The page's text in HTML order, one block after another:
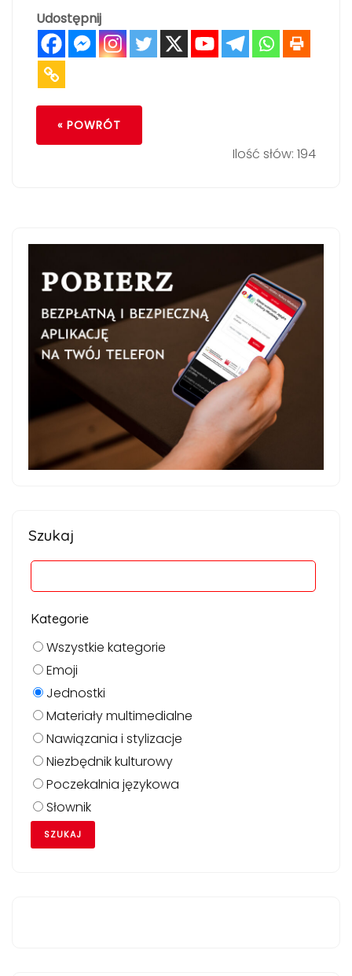
Udostępnij
« POWRÓT
Ilość słów: 194
Szukaj
Kategorie
Wszystkie kategorie
Emoji
Jednostki
Materiały multimedialne
Nawiązania i stylizacje
Niezbędnik kulturowy
Poczekalnia językowa
Słownik